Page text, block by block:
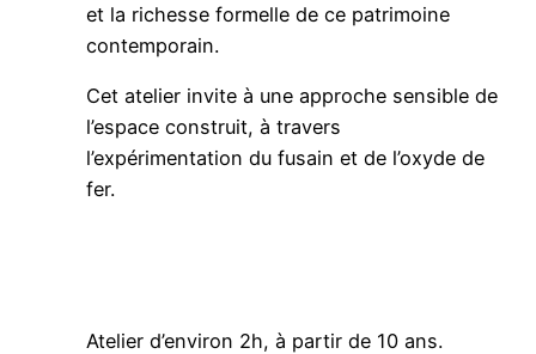
et la richesse formelle de ce patrimoine
contemporain.
Cet atelier invite à une approche sensible de
l’espace construit, à travers
l’expérimentation du fusain et de l’oxyde de
fer.
Atelier d’environ 2h, à partir de 10 ans.